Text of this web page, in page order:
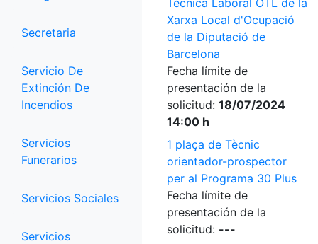
Secretaria
Servicio De
Extinción De
Incendios
Servicios
Funerarios
Servicios Sociales
Servicios
Tècnica Laboral OTL de la
Xarxa Local d'Ocupació
de la Diputació de
Barcelona
Fecha límite de
presentación de la
solicitud: 18/07/2024
14:00 h
1 plaça de Tècnic
orientador-prospector
per al Programa 30 Plus
Fecha límite de
presentación de la
solicitud: ---